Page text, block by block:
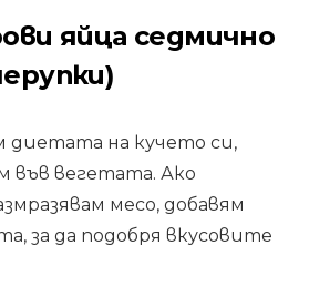
яйца седмично
диетата на кучето си,
във вегетата. Ако
месо, добавям
за да подобря вкусовите